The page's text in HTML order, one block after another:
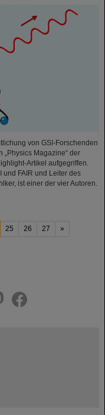
von GSI-Forschenden
Magazine“ der
Artikel aufgegriffen.
und FAIR und Leiter des
ist einer der vier Autoren.
25 26 27 »